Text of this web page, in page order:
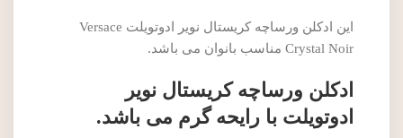
این ادکلن ورساچه کریستال نویر ادوتویلت Versace
Crystal Noir مناسب بانوان می باشد.
ادکلن ورساچه کریستال نویر
ادوتویلت با رایحه گرم می باشد.